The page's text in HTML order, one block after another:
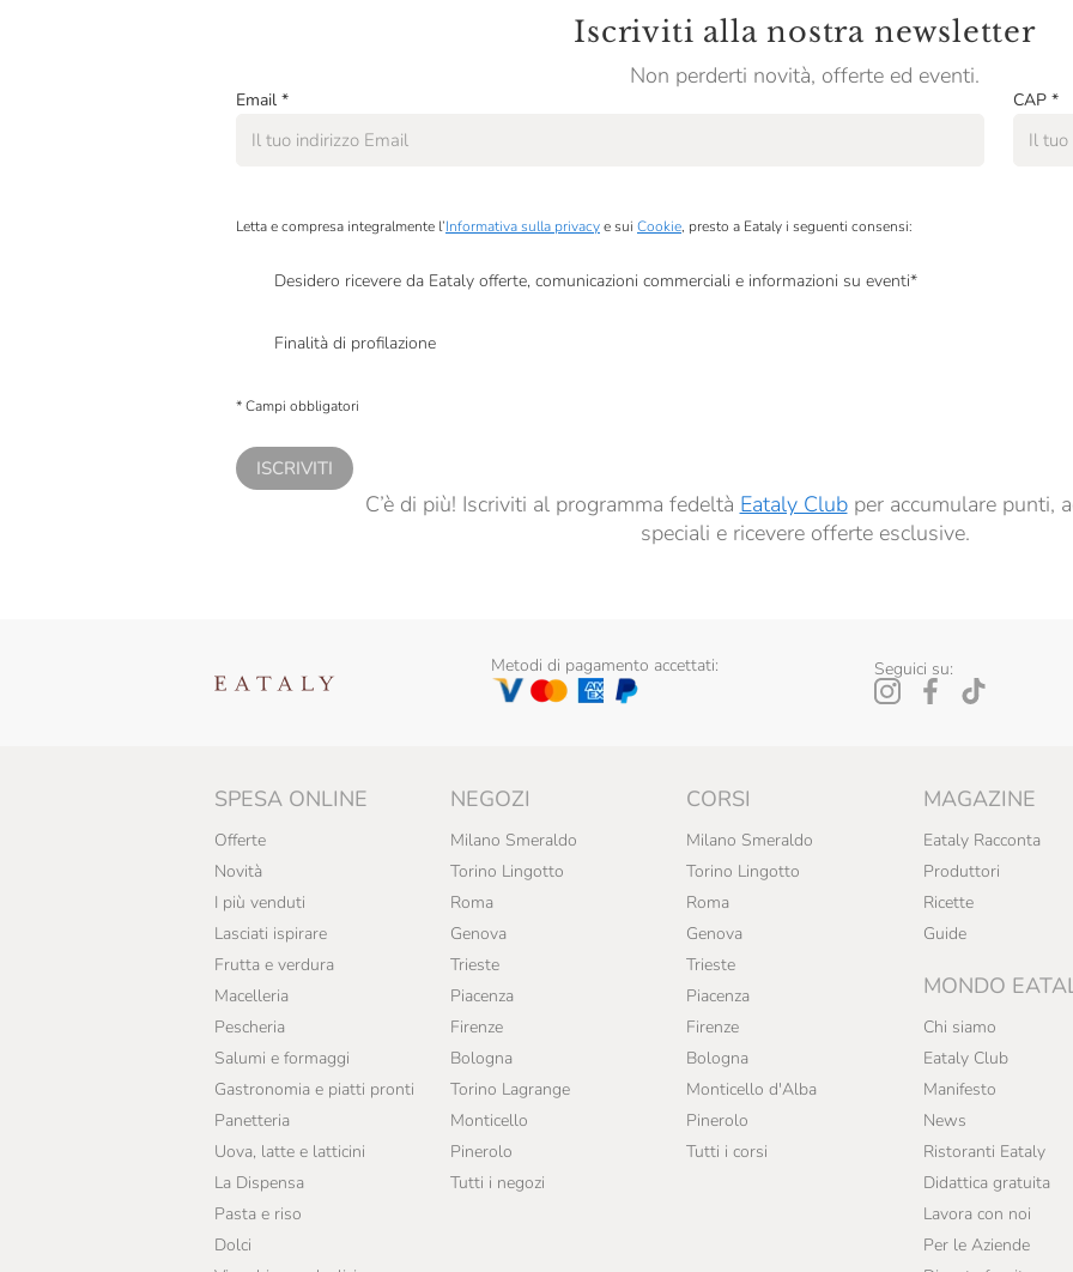
Iscriviti alla nostra newsletter
Non perderti novità, offerte ed eventi.
Email * CAP *
Letta e compresa integralmente l’Informativa sulla privacye sui Cookie, presto a Eataly i seguenti consensi:
Desidero ricevere da Eataly offerte, comunicazioni commerciali e informazioni su eventi*
Finalità di profilazione
* Campi obbligatori
ISCRIVITI
C’è di più! Iscriviti al programma fedeltà Eataly Clubper accumulare punti,
speciali e ricevere offerte esclusive.
Metodi di pagamento accettati: Seguici su:
SPESA ONLINE
Offerte
Novità
I più venduti
Lasciati ispirare
Frutta e verdura
Macelleria
Pescheria
Salumi e formaggi
Gastronomia e piatti pronti
Panetteria
Uova, latte e latticini
La Dispensa
Pasta e riso
Dolci
NEGOZI
Milano Smeraldo
Torino Lingotto
Roma
Genova
Trieste
Piacenza
Firenze
Bologna
Torino Lagrange
Monticello
Pinerolo
Tutti i negozi
CORSI
Milano Smeraldo
Torino Lingotto
Roma
Genova
Trieste
Piacenza
Firenze
Bologna
Monticello d'Alba
Pinerolo
Tutti i corsi
MAGAZINE
Eataly Racconta
Produttori
Ricette
Guide
MONDO
Chi siamo
Eataly Club
Manifesto
News
Ristoranti Eataly
Didattica gratuita
Lavora con noi
Per le Aziende